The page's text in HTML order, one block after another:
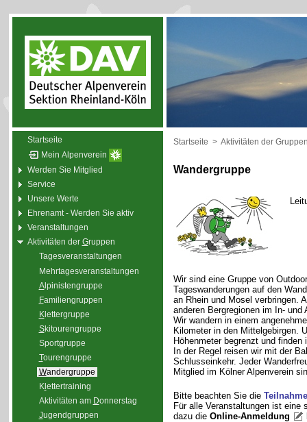
Startseite
Mein Alpenverein
Werden Sie Mitglied
Service
Unsere Werte
Ehrenamt - Werden Sie aktiv
Veranstaltungen
Aktivitäten der Gruppen
Tagesveranstaltungen
Mehrtagesveranstaltungen
Alpinistengruppe
Familiengruppen
Klettergruppe
Skitourengruppe
Sportgruppe
Tourengruppe
Wandergruppe
Kl ettertraining
Aktivitäten am Donnerstag
Jugendgruppen
Startseite > Aktivitäten der
Wandergruppe
Wir sind eine Gruppe von
Tageswanderungen auf den
an Rhein und Mosel verbringen.
anderen Bergregionen im In- und
Wir wandern in einem
Kilometer in den Mittelgebirgen.
Höhenmeter begrenzt und
In der Regel reisen wir mit der
Schlusseinkehr. Jeder
Mitglied im Kölner Alpenverein
Bitte beachten Sie die
Für alle Veranstaltungen ist
dazu die Online-Anmeldung